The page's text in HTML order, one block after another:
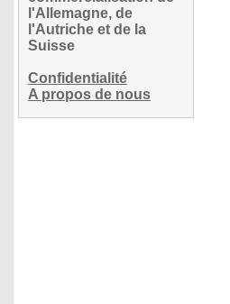
l'Allemagne, de
l'Autriche et de la
Suisse
Confidentialité
A propos de nous